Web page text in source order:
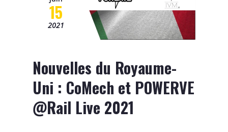
15
2021
Nouvelles du Royaume-
Uni : CoMech et POWERVE
@Rail Live 2021